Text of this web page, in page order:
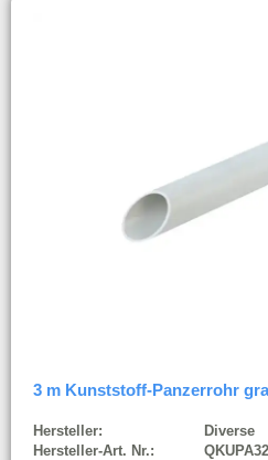
3 m Kunststoff-Panzerrohr
Hersteller:
Diverse
Hersteller-Art. Nr.: